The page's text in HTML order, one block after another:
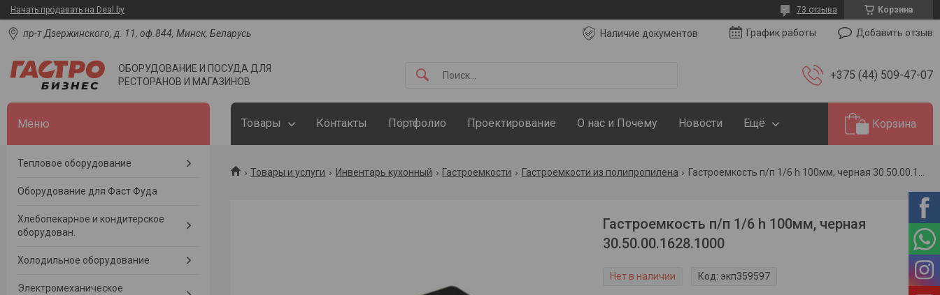
Начать продавать на Deal.by Корзина
73 отзыва
пр-т Дзержинского, д. 11, оф.844, Минск, Беларусь Наличие документов График работы Добавить отзыв
ОБОРУДОВАНИЕ И ПОСУДА ДЛЯ
РЕСТОРАНОВ И МАГАЗИНОВ
+375 (44) 509-47-07
Товары Контакты Портфолио Проектирование О нас и Почему Новости Ещё Корзина
Товары и услуги Инвентарь кухонный Гастроемкости Гастроемкости из полипропилена Гастроемкость п/п 1/6 h 100мм, черная 30.50.00.1628.1000
Гастроемкость п/п 1/6 h 100мм, черная
30.50.00.1628.1000
Нет в наличии Код: экп359597
Тепловое оборудование
Оборудование для Фаст Фуда
Хлебопекарное и кондитерское
оборудован.
Холодильное оборудование
Электромеханическое